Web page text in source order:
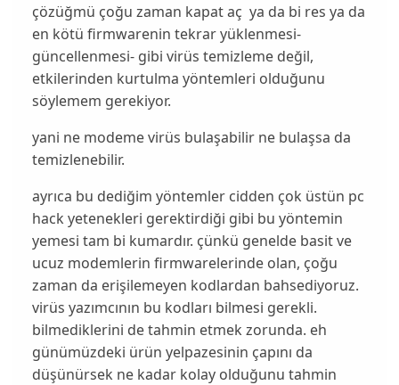
çözüğmü çoğu zaman kapat aç ya da bi res ya da
en kötü firmwarenin tekrar yüklenmesi-
güncellenmesi- gibi virüs temizleme değil,
etkilerinden kurtulma yöntemleri olduğunu
söylemem gerekiyor.
yani ne modeme virüs bulaşabilir ne bulaşsa da
temizlenebilir.
ayrıca bu dediğim yöntemler cidden çok üstün pc
hack yetenekleri gerektirdiği gibi bu yöntemin
yemesi tam bi kumardır. çünkü genelde basit ve
ucuz modemlerin firmwarelerinde olan, çoğu
zaman da erişilemeyen kodlardan bahsediyoruz.
virüs yazımcının bu kodları bilmesi gerekli.
bilmediklerini de tahmin etmek zorunda. eh
günümüzdeki ürün yelpazesinin çapını da
düşünürsek ne kadar kolay olduğunu tahmin